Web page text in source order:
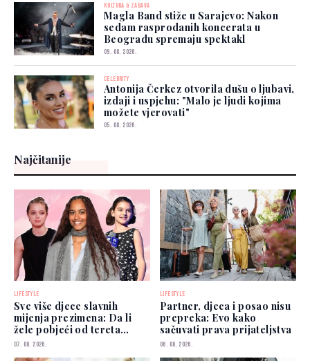
KULTURA & ZABAVA
Magla Band stiže u Sarajevo: Nakon
sedam rasprodanih koncerata u
Beogradu spremaju spektakl
09. 08. 2026.
CELEBRITY
Antonija Čerkez otvorila dušu o ljubavi,
izdaji i uspjehu: "Malo je ljudi kojima
možete vjerovati"
05. 08. 2026.
Najčitanije
LIFESTYLE
Sve više djece slavnih
mijenja prezimena: Da li
žele pobjeći od tereta
poznatih roditelja?
07. 08. 2026.
LIFESTYLE
Partner, djeca i posao nisu
prepreka: Evo kako
sačuvati prava prijateljstva
06. 08. 2026.